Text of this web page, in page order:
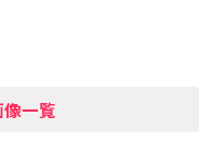
一覧